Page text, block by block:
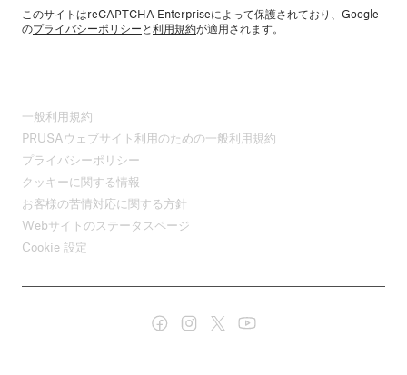
このサイトはreCAPTCHA Enterpriseによって保護されており、Google
のプライバシーポリシーと利用規約が適用されます。
一般利用規約
PRUSAウェブサイト利用のための一般利用規約
プライバシーポリシー
クッキーに関する情報
お客様の苦情対応に関する方針
Webサイトのステータスページ
Cookie 設定